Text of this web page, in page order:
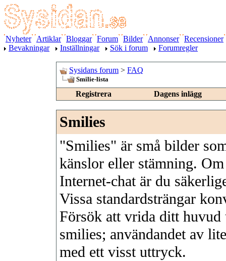
Nyheter Artiklar Bloggar Forum Bilder Annonser Recensioner
Bevakningar
Inställningar Sök i forum Forumregler
Sysidans forum > FAQ
Smilie-lista
Registrera Dagens inlägg
Smilies
"Smilies" är små bilder
känslor eller stämning.
Internet-chat är du
Vissa standardsträngar
Försök att vrida ditt
smilies; användandet av
med ett visst uttryck.